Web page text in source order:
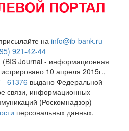
на info@ib-bank.ru
921-42-44
(BIS Journal - информационная
10 апреля 2015г.,
61376 выдано Федеральной
связи, информационных
(Роскомнадзор)
персональных данных.